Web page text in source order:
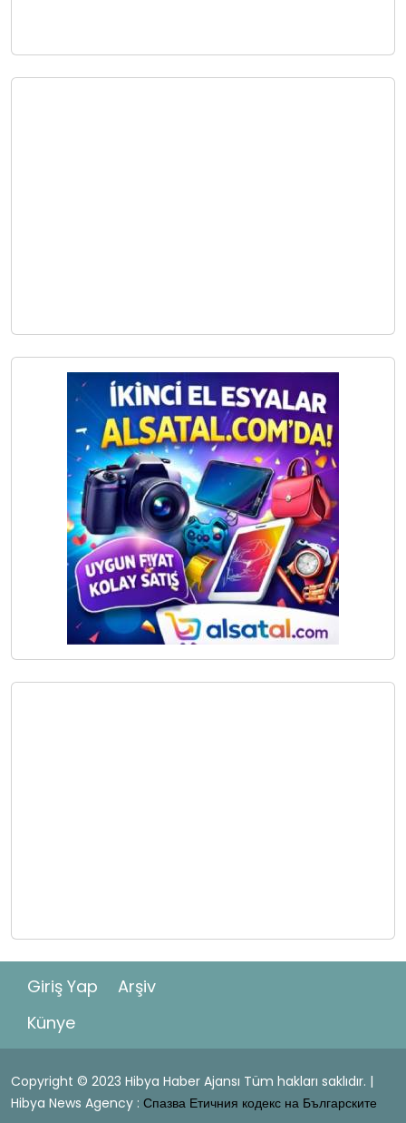
Giriş Yap
Arşiv
Künye
Copyright © 2023 Hibya Haber Ajansı Tüm hakları saklıdır. |
Hibya News Agency : Спазва Етичния кодекс на Българските